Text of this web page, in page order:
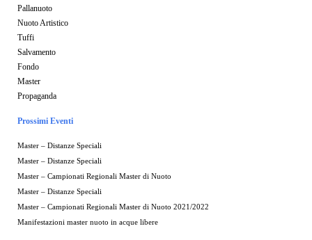
Pallanuoto
Nuoto Artistico
Tuffi
Salvamento
Fondo
Master
Propaganda
Prossimi Eventi
Master – Distanze Speciali
Master – Distanze Speciali
Master – Campionati Regionali Master di Nuoto
Master – Distanze Speciali
Master – Campionati Regionali Master di Nuoto 2021/2022
Manifestazioni master nuoto in acque libere